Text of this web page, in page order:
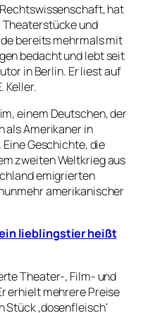
hat
und
bereits mehrmals mit
bedacht und lebt seit
in Berlin. Er liest auf
Keller.
einem Deutschen, der
als Amerikaner in
Geschichte, die
zweiten Weltkrieg aus
emigrierten
amerikanischer
lieblingstier heißt
Theater-, Film- und
erhielt mehrere Preise
Stück ‚dosenfleisch‘